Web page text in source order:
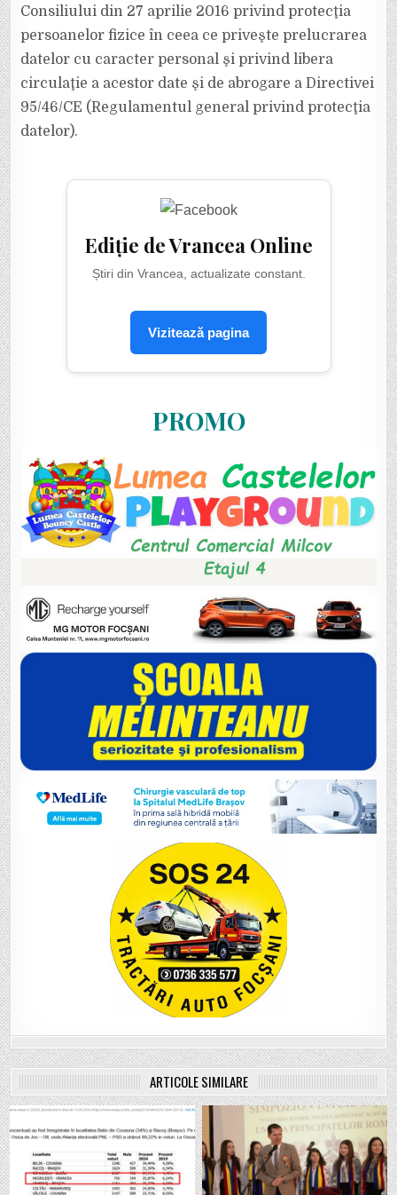
Consiliului din 27 aprilie 2016 privind protecţia
persoanelor fizice în ceea ce priveşte prelucrarea
datelor cu caracter personal şi privind libera
circulaţie a acestor date şi de abrogare a Directivei
95/46/CE (Regulamentul general privind protecţia
datelor).
Ediție de Vrancea Online
Știri din Vrancea, actualizate constant.
Vizitează pagina
PROMO
ARTICOLE SIMILARE